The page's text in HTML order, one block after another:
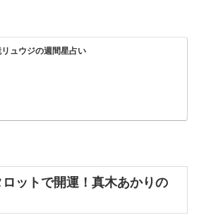
リュウジの週間星占い
ットで開運！真木あかりの